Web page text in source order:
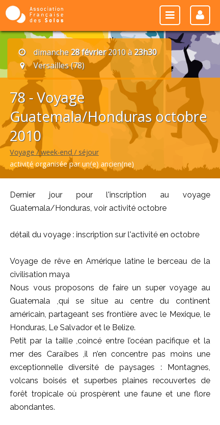
dimanche28 février2010 à23h30
Versailles (78)
78 - Voyage
Guatemala/Honduras octobre
2010
Voyage / week-end / séjour
activité organisée par un(e) ancien(ne)
Dernier jour pour l'inscription au voyage
Guatemala/Honduras, voir activité octobre
détail du voyage : inscription sur l'activité en octobre
Voyage de rêve en Amérique latine le berceau de la
civilisation maya
Nous vous proposons de faire un super voyage au
Guatemala ,qui se situe au centre du continent
américain, partageant ses frontière avec le Mexique, le
Honduras, Le Salvador et le Belize.
Petit par la taille ,coincé entre l’océan pacifique et la
mer des Caraïbes ,il n’en concentre pas moins une
exceptionnelle diversité de paysages : Montagnes,
volcans boisés et superbes plaines recouvertes de
forêt tropicale où prospèrent une faune et une flore
abondantes.